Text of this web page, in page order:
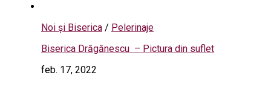
Noi și Biserica / Pelerinaje
Biserica Drăgănescu – Pictura din suflet
feb. 17, 2022